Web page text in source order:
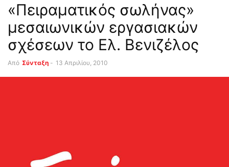
«Πειραματικός σωλήνας»
μεσαιωνικών εργασιακών
σχέσεων το Ελ. Βενιζέλος
Από Σύνταξη - 13 Απριλίου, 2010